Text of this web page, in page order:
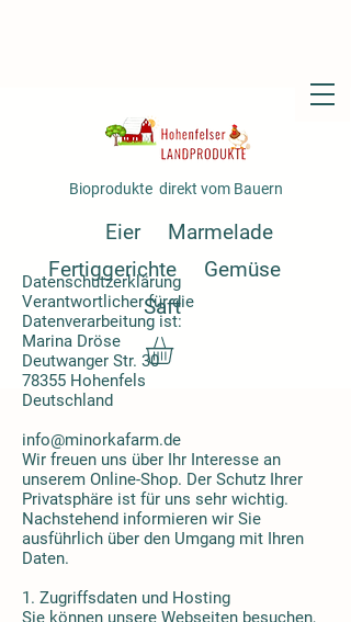
Bioprodukte direkt vom Bauern
Eier
Marmelade
Fertiggerichte
Gemüse
Saft
Datenschutzerklärung
Verantwortlicher für die
Datenverarbeitung ist:
Marina Dröse
Deutwanger Str. 30
78355 Hohenfels
Deutschland
info@minorkafarm.de
Wir freuen uns über Ihr Interesse an
unserem Online-Shop. Der Schutz Ihrer
Privatsphäre ist für uns sehr wichtig.
Nachstehend informieren wir Sie
ausführlich über den Umgang mit Ihren
Daten.
1. Zugriffsdaten und Hosting
Sie können unsere Webseiten besuchen,